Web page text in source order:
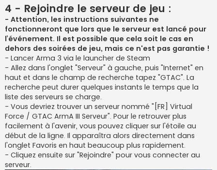
4 - Rejoindre le serveur de jeu :
- Attention, les instructions suivantes ne
fonctionneront que lors que le serveur est lancé pour
l’événement. Il est possible que cela soit le cas en
dehors des soirées de jeu, mais ce n'est pas garantie !
- Lancer Arma 3 via le launcher de Steam
- Allez dans l'onglet "Serveur" à gauche, puis "Internet" en
haut et dans le champ de recherche tapez "GTAC". La
recherche peut durer quelques instants le temps que la
liste des serveurs se charge.
- Vous devriez trouver un serveur nommé "[FR] Virtual
Force / GTAC ArmA III Serveur". Pour le retrouver plus
facilement à l'avenir, vous pouvez cliquer sur l'étoile au
début de la ligne. Il apparaîtra alors directement dans
l'onglet Favoris en haut beaucoup plus rapidement.
- Cliquez ensuite sur "Rejoindre" pour vous connecter au
serveur.